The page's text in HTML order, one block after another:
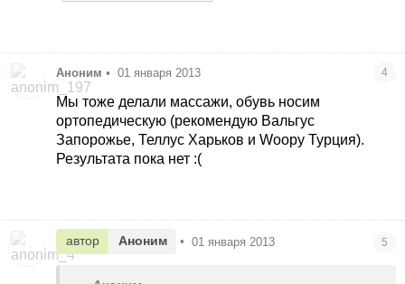
Аноним • 01 января 2013 4
Мы тоже делали массажи, обувь носим
ортопедическую (рекомендую Вальгус
Запорожье, Теллус Харьков и Woopy Турция).
Результата пока нет :(
автор Аноним • 01 января 2013 5